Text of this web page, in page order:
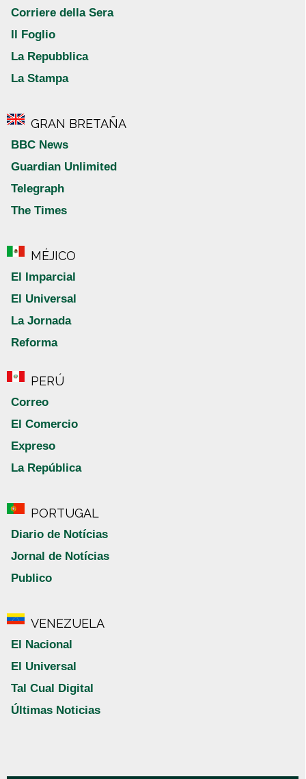
Corriere della Sera
Il Foglio
La Repubblica
La Stampa
GRAN BRETAÑA
BBC News
Guardian Unlimited
Telegraph
The Times
MÉJICO
El Imparcial
El Universal
La Jornada
Reforma
PERÚ
Correo
El Comercio
Expreso
La República
PORTUGAL
Diario de Notícias
Jornal de Notícias
Publico
VENEZUELA
El Nacional
El Universal
Tal Cual Digital
Últimas Noticias